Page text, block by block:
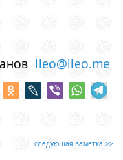
lleo@lleo.me
следующая заметка >>